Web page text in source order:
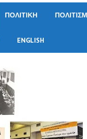
ΠΟΛΙΤΙΚΗ
ENGLISH